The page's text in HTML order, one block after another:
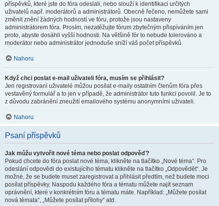
příspěvků, které jste do fóra odeslali, nebo slouží k identifikaci určitých
uživatelů např. moderátorů a administrátorů. Obecně řečeno, nemůžete sami
změnit znění žádných hodností ve fóru, protože jsou nastaveny
administrátorem fóra. Prosím, nezatěžujte fórum zbytečným přispíváním jen
proto, abyste dosáhli vyšší hodnosti. Na většině fór to nebude tolerováno a
moderátor nebo administrátor jednoduše sníží váš počet příspěvků.
Nahoru
Když chci poslat e-mail uživateli fóra, musím se přihlásit?
Jen registrovaní uživatelé můžou posílat e-maily ostatním členům fóra přes
vestavěný formulář a to jen v případě, že administrátor tuto funkci povolil. Je to
z důvodu zabránění zneužití emailového systému anonymními uživateli.
Nahoru
Psaní příspěvků
Jak můžu vytvořit nové téma nebo poslat odpověď?
Pokud chcete do fóra poslat nové téma, klikněte na tlačítko „Nové téma“. Pro
odeslání odpovědi do existujícího tématu klikněte na tlačítko „Odpovědět“. Je
možné, že se budete muset zaregistrovat a přihlásit předtím, než budete moci
posílat příspěvky. Naspodu každého fóra a tématu můžete najít seznam
oprávnění, které v konkrétním fóru a tématu máte. Například: „Můžete posílat
nová témata“, „Můžete posílat přílohy“ atd.